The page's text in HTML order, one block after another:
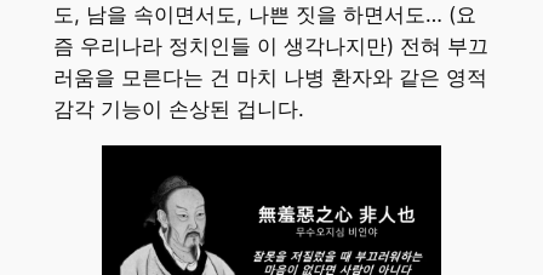
도, 남을 속이면서도, 나쁜 짓을 하면서도… (요
즘 우리나라 정치인들 이 생각나지만) 전혀 부끄
러움을 모른다는 건 마치 나병 환자와 같은 영적
감각 기능이 손상된 겁니다.